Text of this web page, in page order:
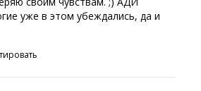
уже в этом убеждались, да и